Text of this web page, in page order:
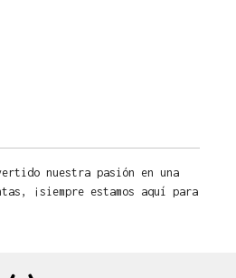
nuestra pasión en una
¡siempre estamos aquí para